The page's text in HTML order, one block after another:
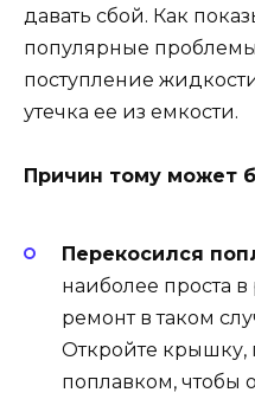
давать сбой. Как
популярные
поступление
утечка ее из емкости.
Причин тому может
Перекосился
наиболее проста
ремонт в таком
Откройте крышку,
поплавком, чтобы